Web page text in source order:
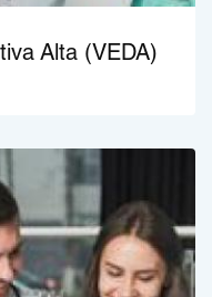
Alta (VEDA)